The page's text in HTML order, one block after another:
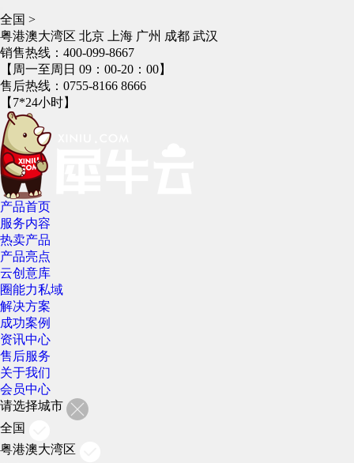
全国 >
粤港澳大湾区 北京 上海 广州 成都 武汉
销售热线： 400-099-8667
【周一至周日 09：00-20：00】
售后热线： 0755-8166 8666
【7*24小时】
产品首页
服务内容
热卖产品
产品亮点
云创意库
圈能力私域
解决方案
成功案例
资讯中心
售后服务
关于我们
会员中心
请选择城市
全国
粤港澳大湾区